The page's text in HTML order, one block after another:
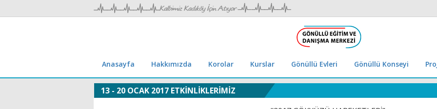
Anasayfa Hakkımızda Korolar Kurslar Gönüllü Evleri Gönüllü Konseyi
13 - 20 OCAK 2017 ETKİNLİKLERİMİZ